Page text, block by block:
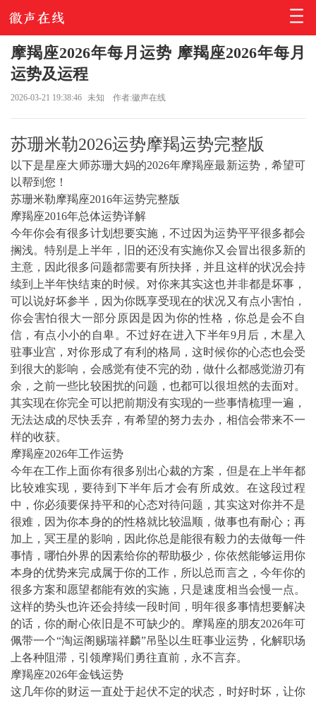
摩羯座2026年每月运势 摩羯座2026年每月
运势及运程
2026-03-21 19:38:46 未知 作者:徽声在线
苏珊米勒2026运势摩羯运势完整版
以下是星座大师苏珊大妈的2026年摩羯座最新运势，希望可
以帮到您！
苏珊米勒摩羯座2016年运势完整版
摩羯座2016年总体运势详解
今年你会有很多计划想要实施，不过因为运势平平很多都会
搁浅。特别是上半年，旧的还没有实施你又会冒出很多新的
主意，因此很多问题都需要有所抉择，并且这样的状况会持
续到上半年快结束的时候。对你来其实这也并非都是坏事，
可以说好坏参半，因为你既享受现在的状况又有点小害怕，
你会害怕很大一部分原因是因为你的性格，你总是会不自
信，有点小小的自卑。不过好在进入下半年9月后，木星入
驻事业宫，对你形成了有利的格局，这时候你的心态也会受
到很大的影响，会感觉有使不完的劲，做什么都感觉游刃有
余，之前一些比较困扰的问题，也都可以很坦然的去面对。
其实现在你完全可以把前期没有实现的一些事情梳理一遍，
无法达成的尽快丢弃，有希望的努力去办，相信会带来不一
样的收获。
摩羯座2026年工作运势
今年在工作上面你有很多别出心裁的方案，但是在上半年都
比较难实现，要待到下半年后才会有所成效。在这段过程
中，你必须要保持平和的心态对待问题，其实这对你并不是
很难，因为你本身的的性格就比较温顺，做事也有耐心；再
加上，冥王星的影响，因此你总是能很有毅力的去做每一件
事情，哪怕外界的因素给你的帮助极少，你依然能够运用你
本身的优势来完成属于你的工作，所以总而言之，今年你的
很多方案和愿望都能有效的实施，只是速度相当会慢一点。
这样的势头也许还会持续一段时间，明年很多事情想要解决
的话，你的耐心依旧是不可缺少的。摩羯座的朋友2026年可
佩带一个“淘运阁赐瑞祥麟”吊坠以生旺事业运势，化解职场
上各种阻滞，引领摩羯们勇往直前，永不言弃。
摩羯座2026年金钱运势
这几年你的财运一直处于起伏不定的状态，时好时坏，让你